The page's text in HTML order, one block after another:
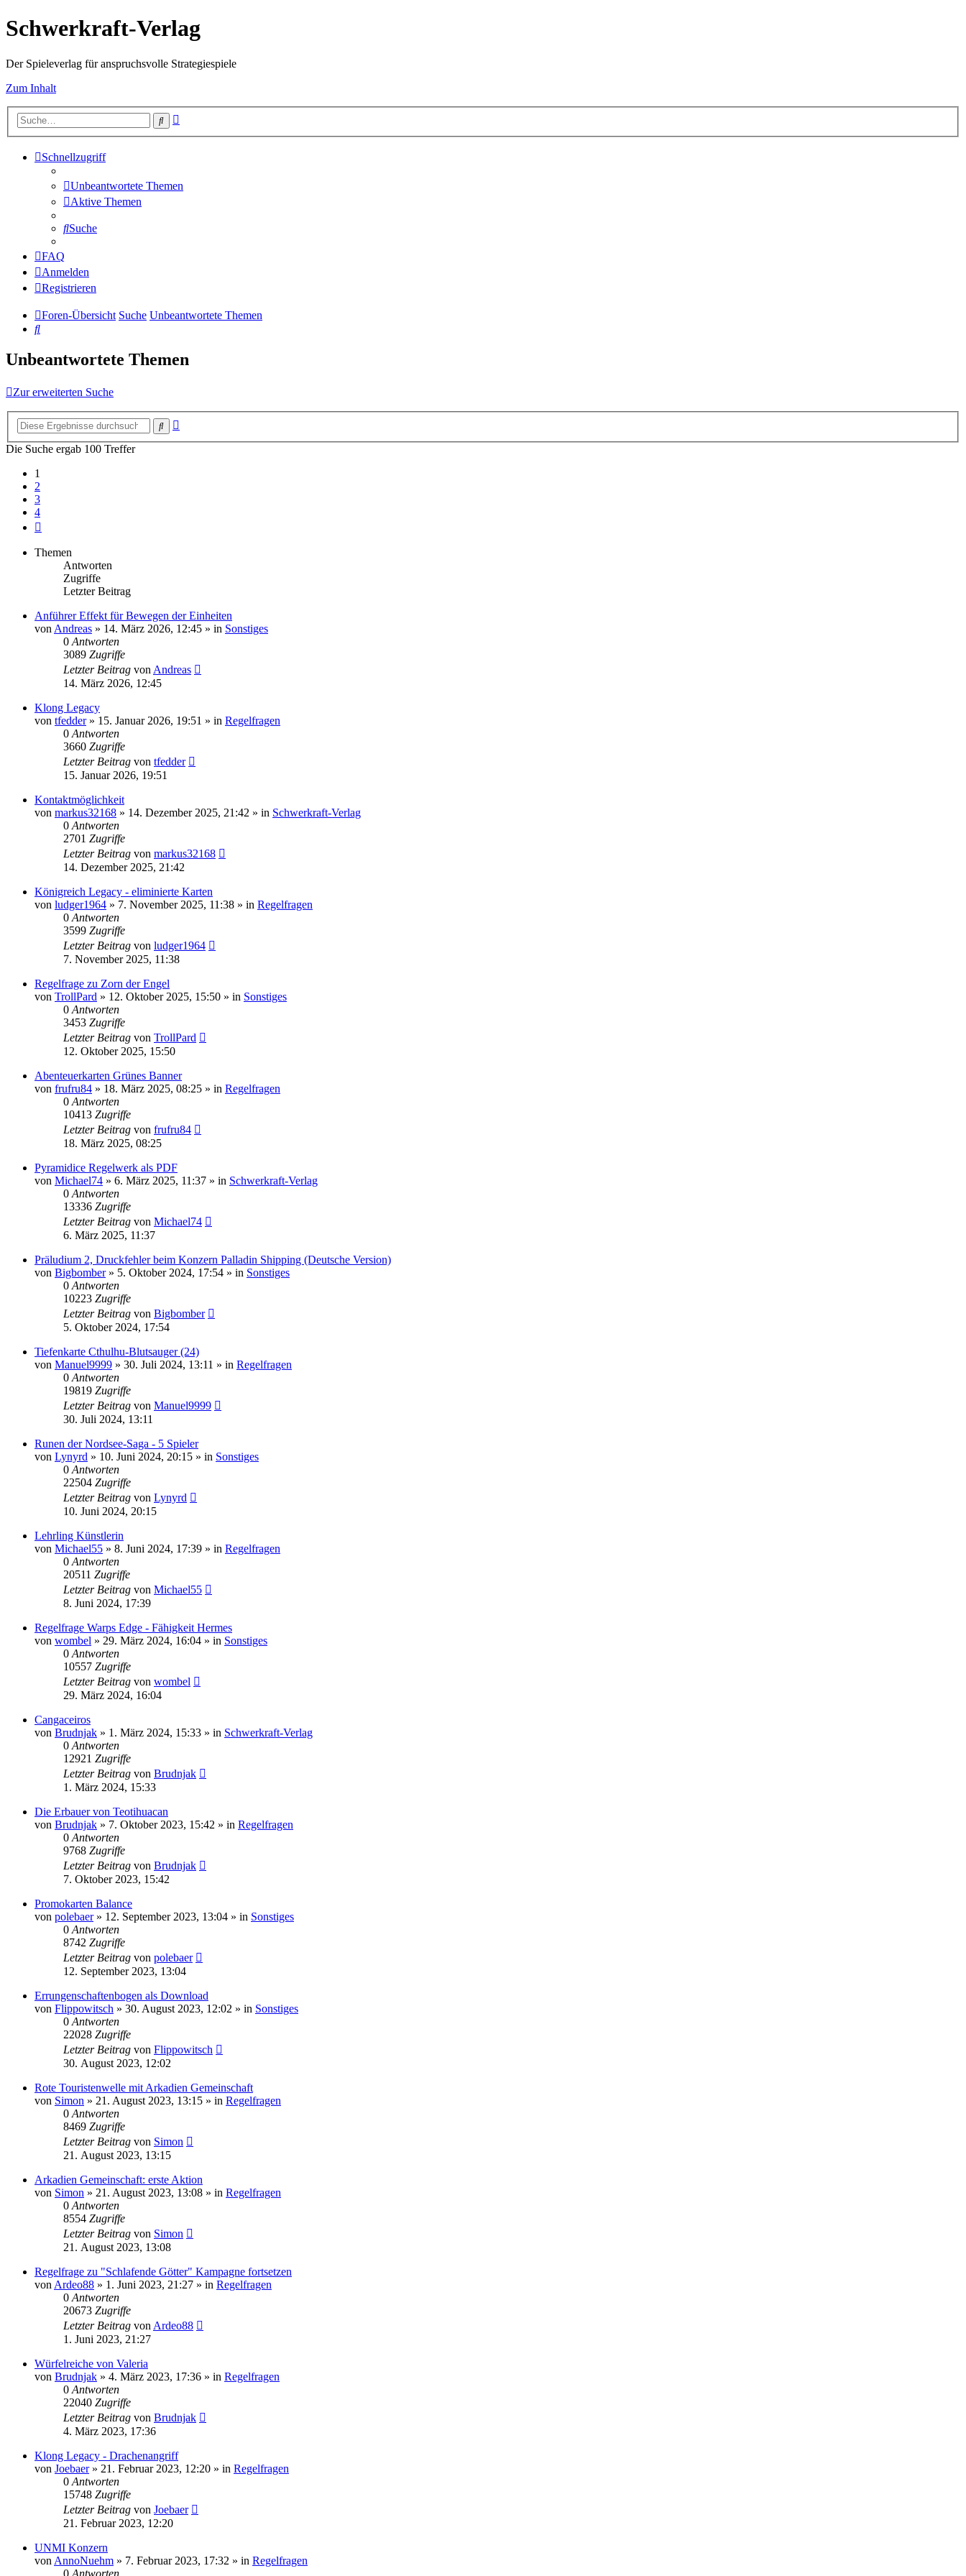
Schwerkraft-Verlag
Der Spieleverlag für anspruchsvolle Strategiespiele
Zum Inhalt
Suche
Schnellzugriff
Unbeantwortete Themen
Aktive Themen
Suche
FAQ
Anmelden
Registrieren
Foren-Übersicht Suche Unbeantwortete Themen
Suche
Unbeantwortete Themen
Zur erweiterten Suche
Suche
Die Suche ergab 100 Treffer
1
2
3
4
Themen
Antworten
Zugriffe
Letzter Beitrag
Anführer Effekt für Bewegen der Einheiten
von Andreas » 14. März 2026, 12:45 » in Sonstiges
0 Antworten
3089 Zugriffe
Letzter Beitrag von Andreas
14. März 2026, 12:45
Klong Legacy
von tfedder» 15. Januar 2026, 19:51 » in Regelfragen
0 Antworten
3660 Zugriffe
Letzter Beitrag von tfedder
15. Januar 2026, 19:51
Kontaktmöglichkeit
von markus32168 » 14. Dezember 2025, 21:42 » in Schwerkraft-Verlag
0 Antworten
2701 Zugriffe
Letzter Beitrag von markus32168
14. Dezember 2025, 21:42
Königreich Legacy - eliminierte Karten
von ludger1964 » 7. November 2025, 11:38 » in Regelfragen
0 Antworten
3599 Zugriffe
Letzter Beitrag von ludger1964
7. November 2025, 11:38
Regelfrage zu Zorn der Engel
von TrollPard » 12. Oktober 2025, 15:50 » in Sonstiges
0 Antworten
3453 Zugriffe
Letzter Beitrag von TrollPard
12. Oktober 2025, 15:50
Abenteuerkarten Grünes Banner
von frufru84 » 18. März 2025, 08:25 » in Regelfragen
0 Antworten
10413 Zugriffe
Letzter Beitrag von frufru84
18. März 2025, 08:25
Pyramidice Regelwerk als PDF
von Michael74 » 6. März 2025, 11:37 » in Schwerkraft-Verlag
0 Antworten
13336 Zugriffe
Letzter Beitrag von Michael74
6. März 2025, 11:37
Präludium 2, Druckfehler beim Konzern Palladin Shipping (Deutsche Version)
von Bigbomber» 5. Oktober 2024, 17:54 » in Sonstiges
0 Antworten
10223 Zugriffe
Letzter Beitrag von Bigbomber
5. Oktober 2024, 17:54
Tiefenkarte Cthulhu-Blutsauger (24)
von Manuel9999 » 30. Juli 2024, 13:11 » in Regelfragen
0 Antworten
19819 Zugriffe
Letzter Beitrag von Manuel9999
30. Juli 2024, 13:11
Runen der Nordsee-Saga - 5 Spieler
von Lynyrd » 10. Juni 2024, 20:15 » in Sonstiges
0 Antworten
22504 Zugriffe
Letzter Beitrag von Lynyrd
10. Juni 2024, 20:15
Lehrling Künstlerin
von Michael55 » 8. Juni 2024, 17:39 » in Regelfragen
0 Antworten
20511 Zugriffe
Letzter Beitrag von Michael55
8. Juni 2024, 17:39
Regelfrage Warps Edge - Fähigkeit Hermes
von wombel » 29. März 2024, 16:04 » in Sonstiges
0 Antworten
10557 Zugriffe
Letzter Beitrag von wombel
29. März 2024, 16:04
Cangaceiros
von Brudnjak » 1. März 2024, 15:33 » in Schwerkraft-Verlag
0 Antworten
12921 Zugriffe
Letzter Beitrag von Brudnjak
1. März 2024, 15:33
Die Erbauer von Teotihuacan
von Brudnjak » 7. Oktober 2023, 15:42 » in Regelfragen
0 Antworten
9768 Zugriffe
Letzter Beitrag von Brudnjak
7. Oktober 2023, 15:42
Promokarten Balance
von polebaer» 12. September 2023, 13:04 » in Sonstiges
0 Antworten
8742 Zugriffe
Letzter Beitrag von polebaer
12. September 2023, 13:04
Errungenschaftenbogen als Download
von Flippowitsch » 30. August 2023, 12:02 » in Sonstiges
0 Antworten
22028 Zugriffe
Letzter Beitrag von Flippowitsch
30. August 2023, 12:02
Rote Touristenwelle mit Arkadien Gemeinschaft
von Simon » 21. August 2023, 13:15 » in Regelfragen
0 Antworten
8469 Zugriffe
Letzter Beitrag von Simon
21. August 2023, 13:15
Arkadien Gemeinschaft: erste Aktion
von Simon » 21. August 2023, 13:08 » in Regelfragen
0 Antworten
8554 Zugriffe
Letzter Beitrag von Simon
21. August 2023, 13:08
Regelfrage zu "Schlafende Götter" Kampagne fortsetzen
von Ardeo88 » 1. Juni 2023, 21:27 » in Regelfragen
0 Antworten
20673 Zugriffe
Letzter Beitrag von Ardeo88
1. Juni 2023, 21:27
Würfelreiche von Valeria
von Brudnjak » 4. März 2023, 17:36 » in Regelfragen
0 Antworten
22040 Zugriffe
Letzter Beitrag von Brudnjak
4. März 2023, 17:36
Klong Legacy - Drachenangriff
von Joebaer» 21. Februar 2023, 12:20 » in Regelfragen
0 Antworten
15748 Zugriffe
Letzter Beitrag von Joebaer
21. Februar 2023, 12:20
UNMI Konzern
von AnnoNuehm » 7. Februar 2023, 17:32 » in Regelfragen
0 Antworten